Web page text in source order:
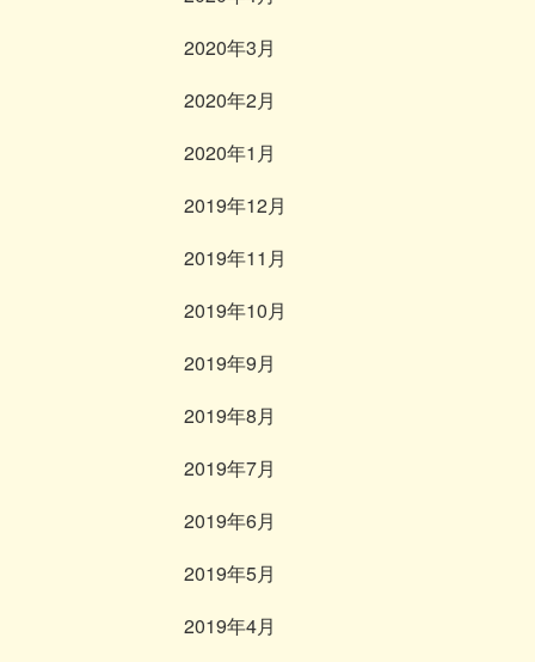
2020年3月
2020年2月
2020年1月
2019年12月
2019年11月
2019年10月
2019年9月
2019年8月
2019年7月
2019年6月
2019年5月
2019年4月